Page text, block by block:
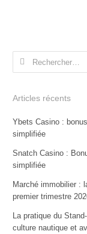
Rechercher :
Articles récents
Ybets Casino :
simplifiée
Snatch Casino :
simplifiée
Marché immobilier :
premier trimestre
La pratique du
culture nautique et